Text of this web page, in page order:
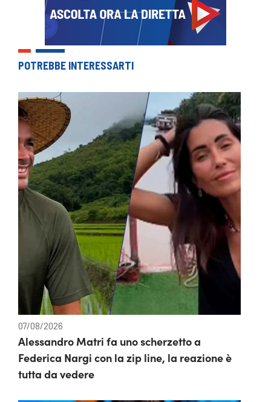
POTREBBE INTERESSARTI
07/08/2026
Alessandro Matri fa uno scherzetto a
Federica Nargi con la zip line, la reazione è
tutta da vedere